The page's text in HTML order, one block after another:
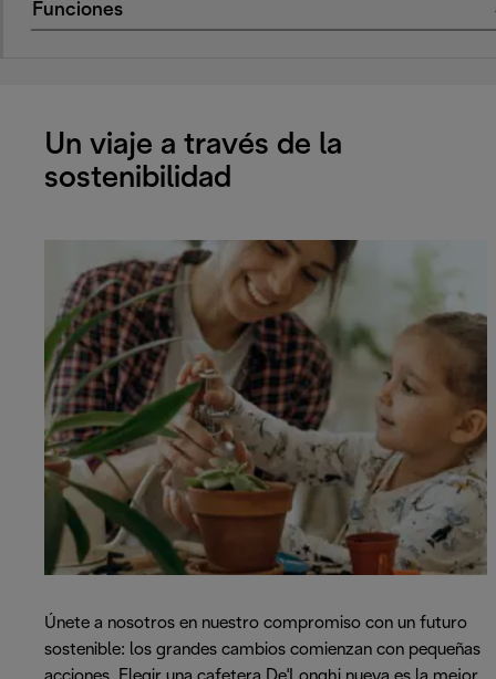
Funciones
Un viaje a través de la
sostenibilidad
Únete a nosotros en nuestro compromiso con un futuro
sostenible: los grandes cambios comienzan con pequeñas